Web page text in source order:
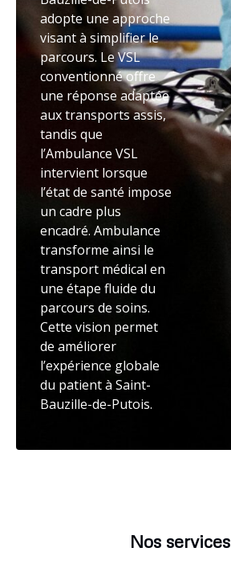
adopte une approche
visant à simplifier le
parcours. Le VSL
conventionné offre
une réponse adaptée
aux transports assis,
tandis que
l’Ambulance VSL
intervient lorsque
l’état de santé impose
un cadre plus
encadré. Ambulance
transforme ainsi le
transport médical en
une étape fluide du
parcours de soins.
Cette vision permet
de améliorer
l’expérience globale
du patient à Saint-
Bauzille-de-Putois.
Nos services